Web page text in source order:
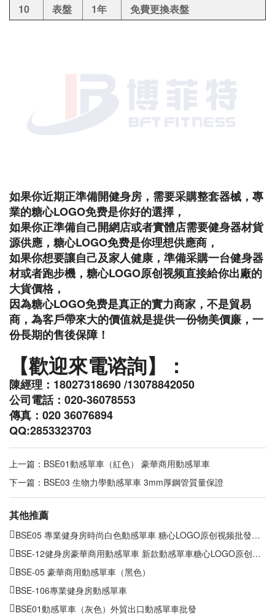
10 表盤 1年 免費更換表盤
如果你近期正準備開健身房，需要采購整套器械，專
業的糖心LOGO免费是你好的選擇，
如果你正準備自己開網店或者實體店需要健身器材貨
源供應，糖心LOGO免费是你理想供應商，
如果你想要讓自己及家人健康，準備采購一台健身器
材或者跑步機，糖心LOGO原创视频直接給你出廠的
大貨價格，
因為糖心LOGO免费是真正的實力商家，不是貿易
商，為客戶帶來大的價值就是提供一份物美價廉，一
份長期的售後保障！
【歡迎來電谘詢】：
陳經理： 18027318690 /13078842050
公司電話： 020-36078553
傳真： 020 36076894
QQ:2853323703
上一篇： BSE01動感單車（紅色） 豪華商用動感單車
下一篇： BSE03 生物力學動感單車 3mm厚鋼管質量保證
其他推薦
BSE05 專業健身房時尚白色動感單車 糖心LOGO原创视频批發直銷
BSE-12健身房豪華商用動感單車 新款動感單車糖心LOGO原创视频
BSE-05 豪華商用動感單車（黑色）
BSE-106專業健身房動感單車
BSE01動感單車（灰色）外貿出口動感單車批發